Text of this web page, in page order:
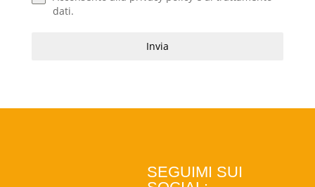
dati.
Invia
SEGUIMI SUI